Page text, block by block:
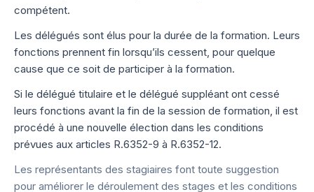
compétent.
Les délégués sont élus pour la durée de la formation. Leurs
fonctions prennent fin lorsqu’ils cessent, pour quelque
cause que ce soit de participer à la formation.
Si le délégué titulaire et le délégué suppléant ont cessé
leurs fonctions avant la fin de la session de formation, il est
procédé à une nouvelle élection dans les conditions
prévues aux articles R.6352-9 à R.6352-12.
Les représentants des stagiaires font toute suggestion
pour améliorer le déroulement des stages et les conditions